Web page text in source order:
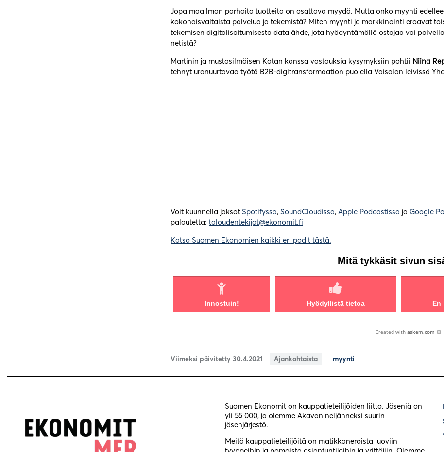
Jopa maailman parhaita tuotteita on osattava myydä. Mutta onko myynti
kokonaisvaltaista palvelua ja tekemistä? Miten myynti ja markkinointi eroavat
tekemisen digitalisoitumisesta datalähde, jota hyödyntämällä ostajaa voi
netistä?
Martinin ja mustasilmäisen Katan kanssa vastauksia kysymyksiin pohtii Niina
tehnyt uranuurtavaa työtä B2B-digitransformaation puolella Vaisalan leivissä
Voit kuunnella jaksot Spotifyssa, SoundCloudissa, Apple Podcastissa ja Google
palautetta: taloudentekijat@ekonomit.fi
Katso Suomen Ekonomien kaikki eri podit tästä.
Mitä tykkäsit sivun
Innostuin! Hyödyllistä tietoa En
Created with askem.com
Viimeksi päivitetty 30.4.2021 Ajankohtaista myynti
Suomen Ekonomit on kauppatieteilijöiden liitto. Jäseniä on
yli 55 000, ja olemme Akavan neljänneksi suurin
jäsenjärjestö.
Meitä kauppatieteilijöitä on matikkaneroista luoviin